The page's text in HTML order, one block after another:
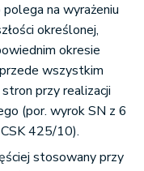
na wyrażeniu
określonej,
okresie
wszystkim
przy realizacji
(por. wyrok SN z 6
425/10).
stosowany przy